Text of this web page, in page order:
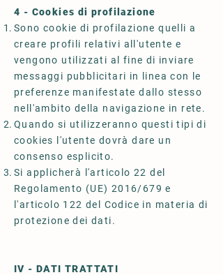
4 - Cookies di profilazione
Sono cookie di profilazione quelli a
creare profili relativi all'utente e
vengono utilizzati al fine di inviare
messaggi pubblicitari in linea con le
preferenze manifestate dallo stesso
nell'ambito della navigazione in rete.
Quando si utilizzeranno questi tipi di
cookies l'utente dovrà dare un
consenso esplicito.
Si applicherà l'articolo 22 del
Regolamento (UE) 2016/679 e
l'articolo 122 del Codice in materia di
protezione dei dati.
IV - DATI TRATTATI